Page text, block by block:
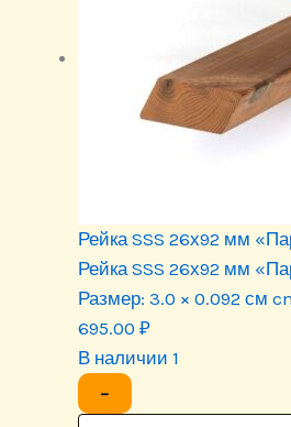
Рейка SSS 26х92 мм
Рейка SSS 26х92 мм
Размер: 3.0 × 0.092 см
695.00 ₽
В наличии 1
−